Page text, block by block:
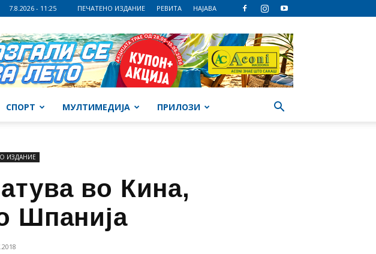
7.8.2026 - 11:25 ПЕЧАТЕНО ИЗДАНИЕ РЕВИТА НАЈАВА
СПОРТ МУЛТИМЕДИЈА ПРИЛОЗИ
ИЗДАНИЕ
во Кина,
Шпанија